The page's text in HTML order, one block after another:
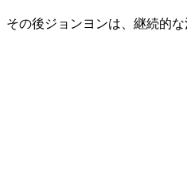
その後ジョンヨンは、継続的